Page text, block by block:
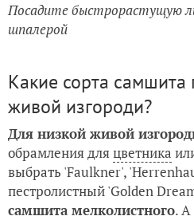
Посадите быстрорастущую
шпалерой
Какие сорта самшита
живой изгороди?
Для низкой живой
обрамления дляцветника
выбрать 'Faulkner',
пестролистный 'Golden
самшита мелколистного. А